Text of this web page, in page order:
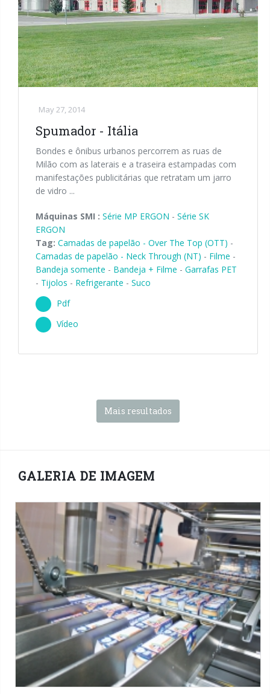
May 27, 2014
Spumador - Itália
Bondes e ônibus urbanos percorrem as ruas de
Milão com as laterais e a traseira estampadas com
manifestações publicitárias que retratam um jarro
de vidro ...
Máquinas SMI : Série MP ERGON - Série SK
ERGON
Tag: Camadas de papelão - Over The Top (OTT) -
Camadas de papelão - Neck Through (NT) - Filme -
Bandeja somente - Bandeja + Filme - Garrafas PET
- Tijolos - Refrigerante - Suco
Pdf
Vídeo
Mais resultados
GALERIA DE IMAGEM
LSK series
Máquinas SMI : Série LSK ERGON
Tag:Filme-Camadas de papelão - Over The Top (OTT)-
Potes de vidro-Alimentos e produtos para animais-1x2
packs-6x2 packs